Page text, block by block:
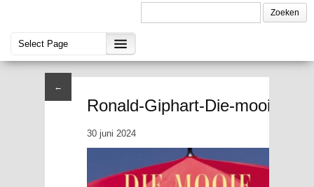
←
Ronald-Giphart-Die-mooie-
30 juni 2024